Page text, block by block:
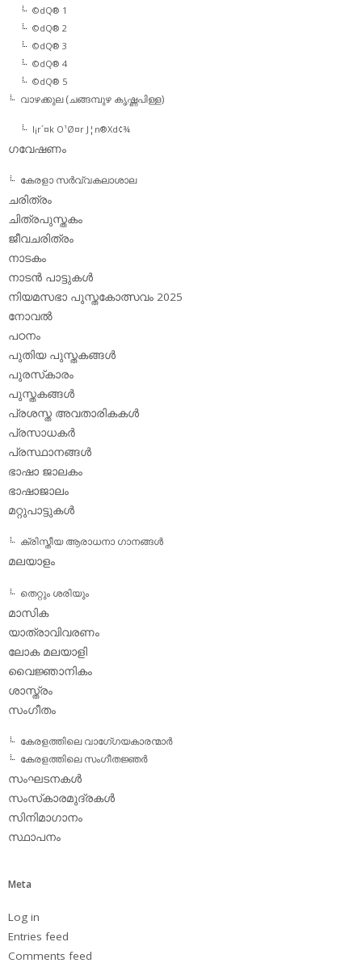
©dQ® 1
©dQ® 2
©dQ® 3
©dQ® 4
©dQ® 5
വാഴക്കുല (ചങ്ങമ്പുഴ കൃഷ്ണപിള്ള)
l¡r´¤k O¹Ø¤r J¦n®Xd¢¾
ഗവേഷണം
കേരളാ സര്‍വ്വകലാശാല
ചരിത്രം
ചിത്രപുസ്തകം
ജീവചരിത്രം
നാടകം
നാടന്‍ പാട്ടുകള്‍
നിയമസഭാ പുസ്തകോത്സവം 2025
നോവല്‍
പഠനം
പുതിയ പുസ്തകങ്ങള്‍
പുരസ്‌കാരം
പുസ്തകങ്ങള്‍
പ്രശസ്ത അവതാരികകള്‍
പ്രസാധകര്‍
പ്രസ്ഥാനങ്ങള്‍
ഭാഷാ ജാലകം
ഭാഷാജാലം
മറ്റുപാട്ടുകള്‍
ക്രിസ്തീയ ആരാധനാ ഗാനങ്ങള്‍
മലയാളം
തെറ്റും ശരിയും
മാസിക
യാത്രാവിവരണം
ലോക മലയാളി
വൈജ്ഞാനികം
ശാസ്ത്രം
സംഗീതം
കേരളത്തിലെ വാഗേ്ഗയകാരന്മാര്‍
കേരളത്തിലെ സംഗീതജ്ഞര്‍
സംഘടനകള്‍
സംസ്‌കാരമുദ്രകള്‍
സിനിമാഗാനം
സ്ഥാപനം
Meta
Log in
Entries feed
Comments feed